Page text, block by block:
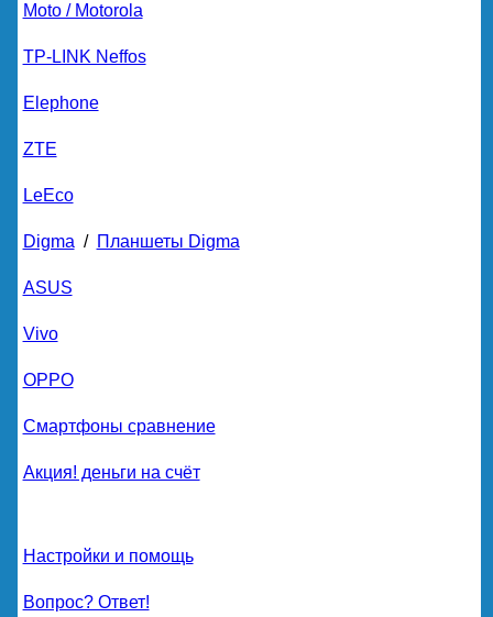
Moto / Motorola
TP-LINK Neffos
Elephone
ZTE
LeEco
Digma/ Планшеты Digma
ASUS
Vivo
OPPO
Смартфоны сравнение
Акция! деньги на счёт
Настройки и помощь
Вопрос? Ответ!